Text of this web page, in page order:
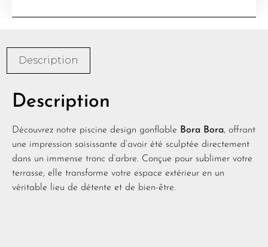
Description
Description
Découvrez notre piscine design gonflable Bora Bora, offrant
une impression saisissante d’avoir été sculptée directement
dans un immense tronc d’arbre. Conçue pour sublimer votre
terrasse, elle transforme votre espace extérieur en un
véritable lieu de détente et de bien-être.